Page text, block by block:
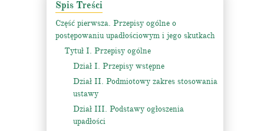
Spis Treści
Część pierwsza. Przepisy ogólne o
postępowaniu upadłościowym i jego skutkach
Tytuł I. Przepisy ogólne
Dział I. Przepisy wstępne
Dział II. Podmiotowy zakres stosowania
ustawy
Dział III. Podstawy ogłoszenia
upadłości